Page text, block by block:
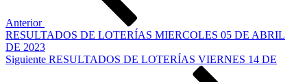
Anterior
RESULTADOS DE LOTERÍAS MIERCOLES 05 DE ABRIL
DE 2023
Siguiente
Siguiente RESULTADOS DE LOTERÍAS VIERNES 14 DE